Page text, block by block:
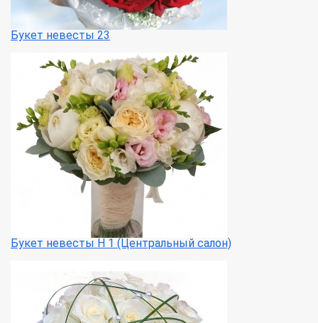
Букет невесты 23
Букет невесты Н 1 (Центральный салон)